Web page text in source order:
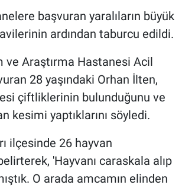
başvuran yaralıların büyük
ardından taburcu edildi.
ve Araştırma Hastanesi Acil
28 yaşındaki Orhan İlten,
çiftliklerinin bulunduğunu ve
kesimi yaptıklarını söyledi.
ilçesinde 26 hayvan
'Hayvanı caraskala alıp
O arada amcamın elinden